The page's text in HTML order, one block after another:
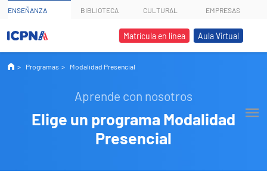
ENSEÑANZA BIBLIOTECA CULTURAL EMPRESAS
Matrícula en línea Aula Virtual
Programas Modalidad Presencial
Aprende con nosotros
Elige un programa Modalidad
Presencial